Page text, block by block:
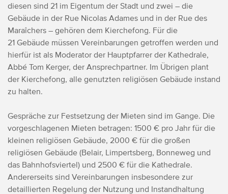
diesen sind 21 im Eigentum der Stadt und zwei – die
Gebäude in der Rue Nicolas Adames und in der Rue des
Maraîchers – gehören dem Kierchefong. Für die
21 Gebäude müssen Vereinbarungen getroffen werden und
hierfür ist als Moderator der Hauptpfarrer der Kathedrale,
Abbé Tom Kerger, der Ansprechpartner. Im Übrigen plant
der Kierchefong, alle genutzten religiösen Gebäude instand
zu halten.
Gespräche zur Festsetzung der Mieten sind im Gange. Die
vorgeschlagenen Mieten betragen: 1500 € pro Jahr für die
kleinen religiösen Gebäude, 2000 € für die großen
religiösen Gebäude (Belair, Limpertsberg, Bonneweg und
das Bahnhofsviertel) und 2500 € für die Kathedrale.
Andererseits sind Vereinbarungen insbesondere zur
detaillierten Regelung der Nutzung und Instandhaltung